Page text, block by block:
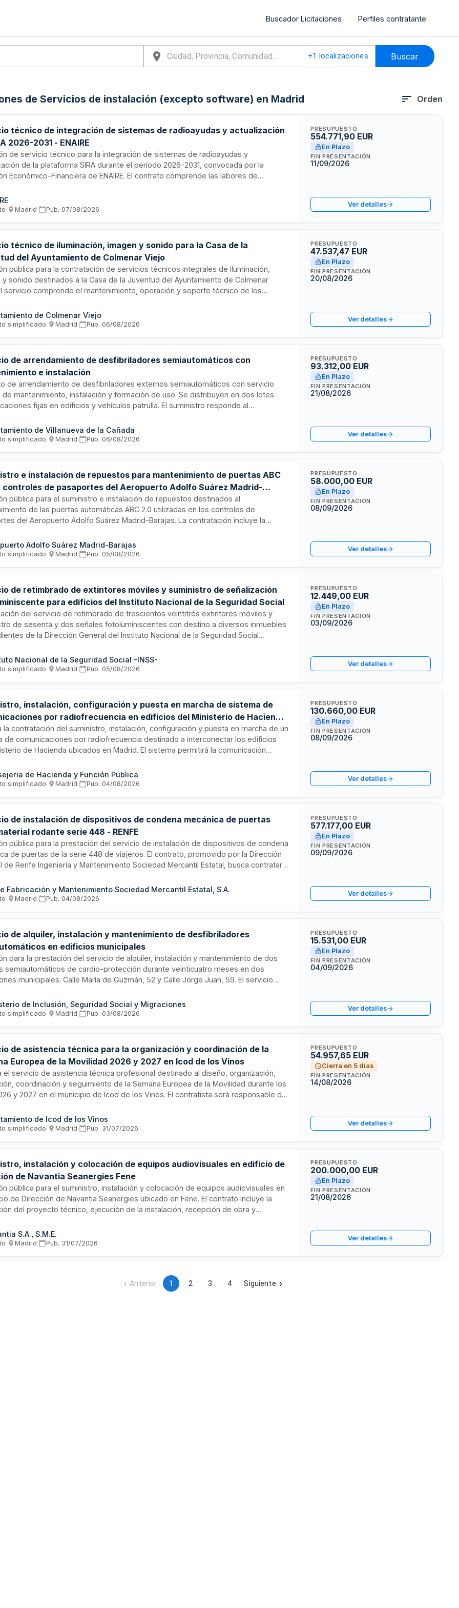
Buscador Licitaciones Perfiles contratante
+1 localizaciones Buscar
de Servicios de instalación (excepto software) en Madrid Orden
técnico de integración de sistemas de radioayudas y actualización
2026-2031 - ENAIRE
de servicio técnico para la integración de sistemas de radioayudas y
de la plataforma SIRA durante el período 2026-2031, convocada por la
Económico-Financiera de ENAIRE. El contrato comprende las labores de
como la modernización y mantenimiento del sistema de información SIRA. Se
un servicio especializado dirigido a garantizar la operatividad y compatibilidad de
· Madrid· Pub. 07/08/2026
PRESUPUESTO
554.771,90 EUR
En Plazo
FIN PRESENTACIÓN
11/09/2026
Ver detalles
técnico de iluminación, imagen y sonido para la Casa de la
del Ayuntamiento de Colmenar Viejo
pública para la contratación de servicios técnicos integrales de iluminación,
y sonido destinados a la Casa de la Juventud del Ayuntamiento de Colmenar
servicio comprende el mantenimiento, operación y soporte técnico de los
funcionamiento de los sistemas para eventos, actividades educativas y
La inversión presupuestada asciende a aproximadamente diez mil ochocientos
de Colmenar Viejo
simplificado· Madrid· Pub. 06/08/2026
PRESUPUESTO
47.537,47 EUR
En Plazo
FIN PRESENTACIÓN
20/08/2026
Ver detalles
de arrendamiento de desfibriladores semiautomáticos con
e instalación
de arrendamiento de desfibriladores externos semiautomáticos con servicio
de mantenimiento, instalación y formación de uso. Se distribuyen en dos lotes
fijas en edificios y vehículos patrulla. El suministro responde al
de delegación y servicio técnico en Madrid con mínimo dos técnicos en plantilla,
del fabricante como distribuidor oficial y registro como empresa distribuidora
de Villanueva de la Cañada
simplificado· Madrid· Pub. 06/08/2026
PRESUPUESTO
93.312,00 EUR
En Plazo
FIN PRESENTACIÓN
21/08/2026
Ver detalles
e instalación de repuestos para mantenimiento de puertas ABC
controles de pasaportes del Aeropuerto Adolfo Suárez Madrid-
pública para el suministro e instalación de repuestos destinados al
de las puertas automáticas ABC 2.0 utilizadas en los controles de
del Aeropuerto Adolfo Suárez Madrid-Barajas. La contratación incluye la
estos sistemas de control de fronteras, esencial para las operaciones
El contrato es gestionado por Aena, entidad responsable de la
Adolfo Suárez Madrid-Barajas
simplificado· Madrid· Pub. 05/08/2026
PRESUPUESTO
58.000,00 EUR
En Plazo
FIN PRESENTACIÓN
08/09/2026
Ver detalles
de retimbrado de extintores móviles y suministro de señalización
para edificios del Instituto Nacional de la Seguridad Social
del servicio de retimbrado de trescientos veintitrés extintores móviles y
de sesenta y dos señales fotoluminiscentes con destino a diversos inmuebles
de la Dirección General del Instituto Nacional de la Seguridad Social
horario laboral de los edificios bajo supervisión del organismo.
Nacional de la Seguridad Social -INSS-
simplificado· Madrid· Pub. 05/08/2026
PRESUPUESTO
12.449,00 EUR
En Plazo
FIN PRESENTACIÓN
03/09/2026
Ver detalles
instalación, configuración y puesta en marcha de sistema de
por radiofrecuencia en edificios del Ministerio de Hacienda
la contratación del suministro, instalación, configuración y puesta en marcha de un
de comunicaciones por radiofrecuencia destinado a interconectar los edificios
de Hacienda ubicados en Madrid. El sistema permitirá la comunicación
de la capital, aprovechando la infraestructura existente en cada edificio e
los equipos electrónicos especializados ya disponibles en las instalaciones.
de Hacienda y Función Pública
simplificado· Madrid· Pub. 04/08/2026
PRESUPUESTO
130.660,00 EUR
En Plazo
FIN PRESENTACIÓN
08/09/2026
Ver detalles
de instalación de dispositivos de condena mecánica de puertas
rodante serie 448 - RENFE
pública para la prestación del servicio de instalación de dispositivos de condena
de puertas de la serie 448 de viajeros. El contrato, promovido por la Dirección
de Renfe Ingeniería y Mantenimiento Sociedad Mercantil Estatal, busca contratar
en el material móvil ferroviario. Los trabajos se enmarcan dentro de
de mantenimiento y mejora de la flota de trenes de pasajeros operados
Fabricación y Mantenimiento Sociedad Mercantil Estatal, S.A.
· Madrid· Pub. 04/08/2026
PRESUPUESTO
577.177,00 EUR
En Plazo
FIN PRESENTACIÓN
09/09/2026
Ver detalles
de alquiler, instalación y mantenimiento de desfibriladores
en edificios municipales
para la prestación del servicio de alquiler, instalación y mantenimiento de dos
semiautomáticos de cardio-protección durante veinticuatro meses en dos
municipales: Calle María de Guzmán, 52 y Calle Jorge Juan, 59. El servicio
de cursos de formación. El pago se realizará anualmente tras completar la
y el mantenimiento preventivo correspondiente.
de Inclusión, Seguridad Social y Migraciones
simplificado· Madrid· Pub. 03/08/2026
PRESUPUESTO
15.531,00 EUR
En Plazo
FIN PRESENTACIÓN
04/09/2026
Ver detalles
de asistencia técnica para la organización y coordinación de la
Europea de la Movilidad 2026 y 2027 en Icod de los Vinos
el servicio de asistencia técnica profesional destinado al diseño, organización,
coordinación y seguimiento de la Semana Europea de la Movilidad durante los
y 2027 en el municipio de Icod de los Vinos. El contratista será responsable de
incluyendo la gestión de equipos técnicos especializados en movilidad
La duración es de dos años, con desarrollo anual del 16 al 22 de septiembre.
de Icod de los Vinos
simplificado· Madrid· Pub. 31/07/2026
PRESUPUESTO
54.957,65 EUR
Cierra en 5 días
FIN PRESENTACIÓN
14/08/2026
Ver detalles
instalación y colocación de equipos audiovisuales en edificio de
de Navantia Seanergies Fene
pública para el suministro, instalación y colocación de equipos audiovisuales en
de Dirección de Navantia Seanergies ubicado en Fene. El contrato incluye la
del proyecto técnico, ejecución de la instalación, recepción de obra y
de 200.000 euros cada una, capacidad técnica acreditada mediante profesionales
y cifra de negocio mínima de 300.000 euros anuales.
S.A., S.M.E.
· Madrid· Pub. 31/07/2026
PRESUPUESTO
200.000,00 EUR
En Plazo
FIN PRESENTACIÓN
21/08/2026
Ver detalles
Anterior 1 2 3 4 Siguiente